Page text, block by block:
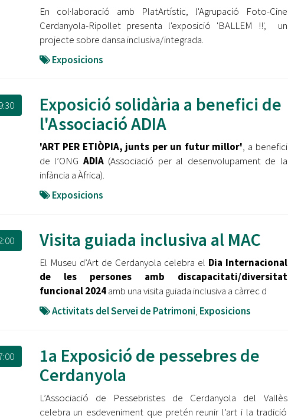
En col·laboració amb PlatArtístic, l'Agrupació Foto-Cine
Cerdanyola-Ripollet presenta l'exposició 'BALLEM !!', un
projecte sobre dansa inclusiva/integrada.
Exposicions
Exposició solidària a benefici de
l'Associació ADIA
'ART PER ETIÒPIA, junts per un futur millor', a benefici
de l’ONG ADIA(Associació per al desenvolupament de la
infància a Àfrica).
Exposicions
Visita guiada inclusiva al MAC
El Museu d’Art de Cerdanyola celebra el Dia Internacional
de les persones amb discapacitati/diversitat
funcional 2024amb una visita guiada inclusiva a càrrec d
Activitats del Servei de Patrimoni, Exposicions
1a Exposició de pessebres de
Cerdanyola
L’Associació de Pessebristes de Cerdanyola del Vallès
celebra un esdeveniment que pretén reunir l’art i la tradició